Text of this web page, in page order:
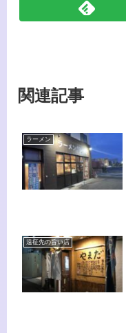
関連記事
ラーメン
遠征先の旨い店